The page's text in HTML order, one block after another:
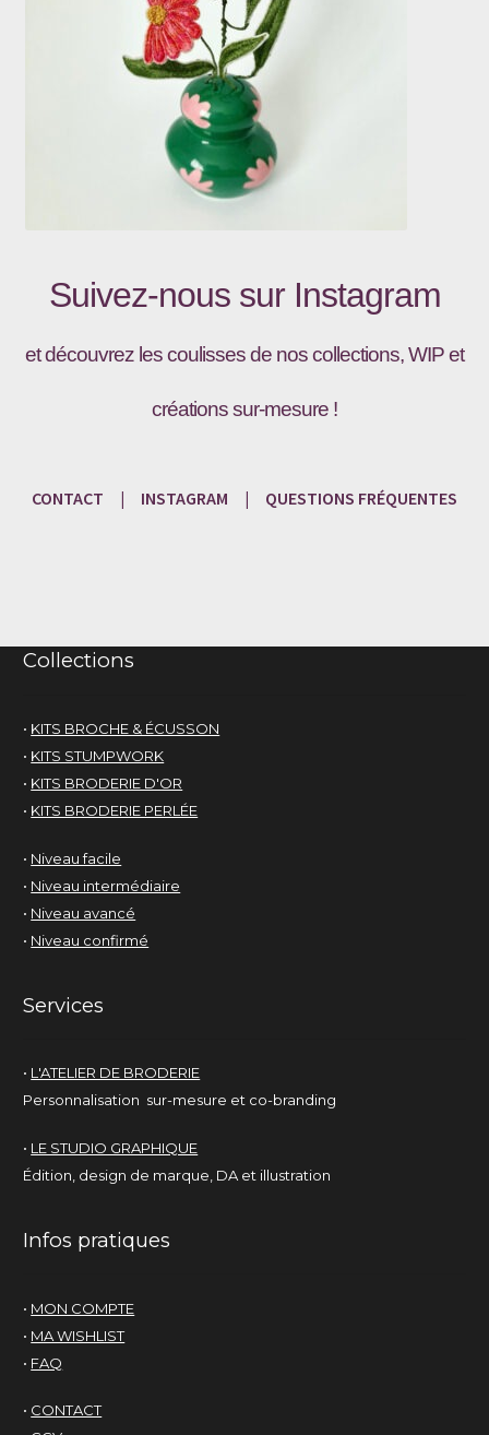
Suivez-nous sur Instagram
et découvrez les coulisses de nos collections, WIP et
créations sur-mesure !
CONTACT | INSTAGRAM | QUESTIONS FRÉQUENTES
Collections
• KITS BROCHE & ÉCUSSON
• KITS STUMPWORK
• KITS BRODERIE D'OR
• KITS BRODERIE PERLÉE
• Niveau facile
• Niveau intermédiaire
• Niveau avancé
• Niveau confirmé
Services
• L'ATELIER DE BRODERIE
Personnalisation sur-mesure et co-branding
• LE STUDIO GRAPHIQUE
Édition, design de marque, DA et illustration
Infos pratiques
• MON COMPTE
• MA WISHLIST
• FAQ
• CONTACT